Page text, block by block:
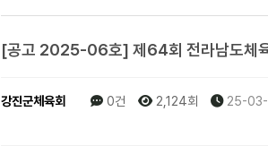
[공고 2025-06호] 제64회 전라남도체
강진군체육회 0건 2,124회 25-03-